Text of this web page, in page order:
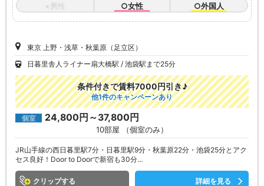
×男性 ○女性 ○外国人
東京 上野・浅草・秋葉原（足立区）
日暮里舎人ライナー扇大橋駅
池袋駅まで25分
条件付きで賃料7000円引き♪
他1件のキャンペーンあり
個室 24,800円～37,800円
10部屋 （個室のみ）
JR山手線の西日暮里駅7分・日暮里駅9分・秋葉原22分・池袋25分とアク
セス良好！Door to Doorで新宿も30分…
クリップ 詳細を見る